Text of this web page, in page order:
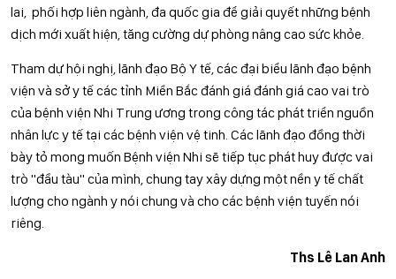
lai, phối hợp liên ngành, đa quốc gia để giải quyết những bệnh
dịch mới xuất hiện, tăng cường dự phòng nâng cao sức khỏe.
Tham dự hội nghị, lãnh đạo Bộ Y tế, các đại biểu lãnh đạo bệnh
viện và sở y tế các tỉnh Miền Bắc đánh giá đánh giá cao vai trò
của bệnh viện Nhi Trung ương trong công tác phát triển nguồn
nhân lực y tế tại các bệnh viện vệ tinh. Các lãnh đạo đồng thời
bày tỏ mong muốn Bệnh viện Nhi sẽ tiếp tục phát huy được vai
trò "đầu tàu" của mình, chung tay xây dựng một nền y tế chất
lượng cho ngành y nói chung và cho các bệnh viện tuyến nói
riêng.
Ths Lê Lan Anh